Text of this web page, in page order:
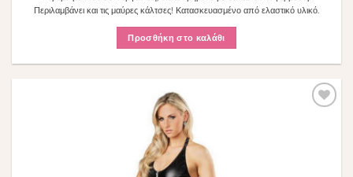
Περιλαμβάνει και τις μαύρες κάλτσες! Κατασκευασμένο από ελαστικό υλικό.
Προσθήκη στο καλάθι